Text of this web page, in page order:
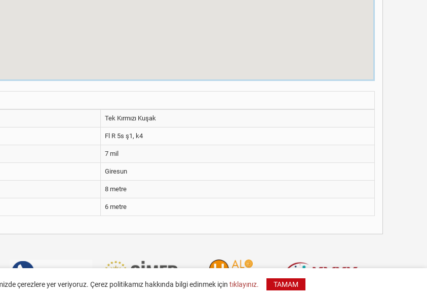
Tek Kırmızı Kuşak
Fl R 5s ş1, k4
7 mil
Giresun
8 metre
6 metre
çerezlere yer veriyoruz. Çerez politikamız hakkında bilgi edinmek için tıklayınız. TAMAM